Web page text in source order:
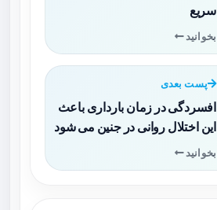
سریع
بخوانید
پست بعدی
افسردگی در زمان بارداری باعث
این اختلال روانی در جنین می شود
بخوانید